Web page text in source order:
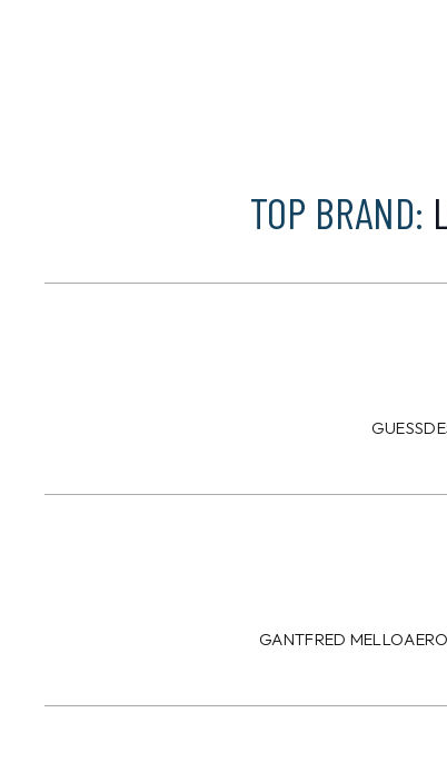
TOP BRAND:
GUESS
GANTFRED MELLO